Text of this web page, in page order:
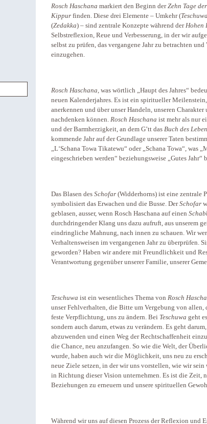
Rosch Haschana markiert den Beginn derZehn Tage
Kippur finden. Diese drei Elemente – Umkehr (Teschuwa
(Zedakka) – sind zentrale Konzepte während derHohen
Selbstreflexion, Reue und Verbesserung, in der wir
selbst zu prüfen, das vergangene Jahr zu betrachten
einzugehen.
Rosch Haschana, was wörtlich „Haupt des Jahres“
neuen Kalenderjahres. Es ist ein spiritueller
anerkennen und über unser Handeln, unseren
nachdenken können. Rosch Haschana ist mehr als nur
und der Barmherzigkeit, an dem G’tt das Buch des
kommende Jahr auf der Grundlage unserer Taten
„L‘Schana Towa Tikatewu“ oder „Schana Towa“, was
eingeschrieben werden“ beziehungsweise „Gutes Jahr“
Das Blasen des Schofar (Widderhorns) ist eine zentrale
symbolisiert das Erwachen und die Busse. DerSchofar
geblasen, ausser, wenn Rosch Haschana auf einen
durchdringender Klang uns dazu aufruft, aus unserem
eindringliche Mahnung, nach innen zu schauen. Wir
Verhaltensweisen im vergangenen Jahr zu überprüfen.
geworden? Haben wir andere mit Freundlichkeit und
Verantwortung gegenüber unserer Familie, unserer
Teschuwa ist ein wesentliches Thema von Rosch
unser Fehlverhalten, die Bitte um Vergebung von allen,
feste Verpflichtung, uns zu ändern. Bei Teschuwa geht
sondern auch darum, etwas zu verändern. Es geht
abzuwenden und einen Weg der Rechtschaffenheit
die Chance, neu anzufangen. So wie die Welt, der
wurde, haben auch wir die Möglichkeit, uns neu zu
neue Ziele setzen, in der wir uns vorstellen, wie wir
in Richtung dieser Vision unternehmen. Es ist die Zeit,
Beziehungen zu erneuern und unsere spirituellen
Während wir uns auf diesen Prozess der Reflexion und